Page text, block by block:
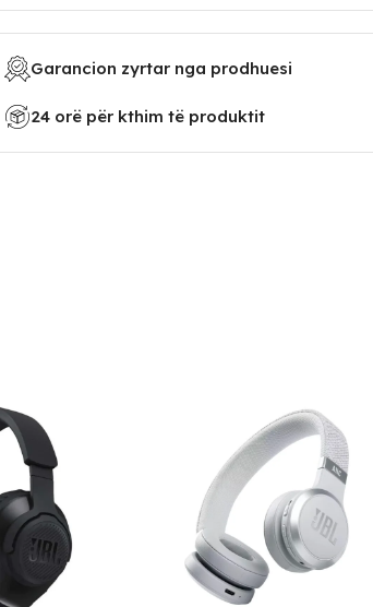
Garancion zyrtar nga prodhuesi
24 orë për kthim të produktit